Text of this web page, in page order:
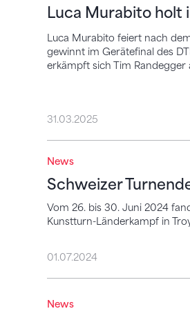
Luca Murabito
Luca Murabito feiert nach
gewinnt im Gerätefinal des
erkämpft sich Tim Randegger
31.03.2025
News
Schweizer
Vom 26. bis 30. Juni 2024
Kunstturn-Länderkampf in
Schweizer Turnende
01.07.2024
News
Vielfältiges